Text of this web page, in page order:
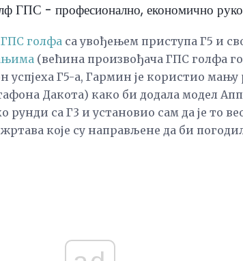
ГПС - професионално, економично
ГПС голфа са увођењем приступа Г5 и
(већина произвођача ГПС голфа
успјеха Г5-а, Гармин је користио
Дакота) како би додала модел
са Г3 и установио сам да је то
које су направљене да би